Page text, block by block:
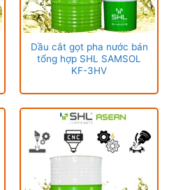
Dầu cắt gọt pha nước bán
tổng hợp SHL SAMSOL
KF-3HV